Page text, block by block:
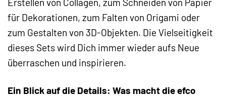
für Dekorationen, zum Falten von Origami oder
zum Gestalten von 3D-Objekten. Die Vielseitigkeit
dieses Sets wird Dich immer wieder aufs Neue
überraschen und inspirieren.
Ein Blick auf die Details: Was macht die efco